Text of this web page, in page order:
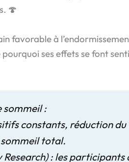
🍄
favorable à
ses effets se font
sommeil :
constants, réduction
sommeil total.
) : les participants